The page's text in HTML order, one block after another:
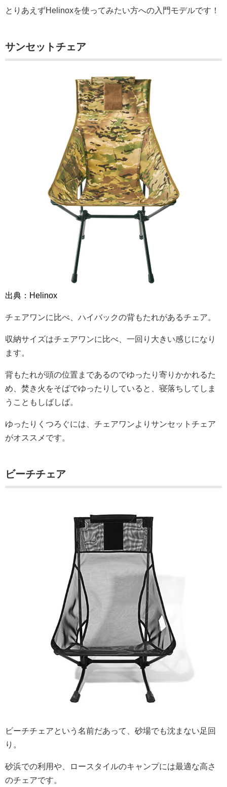
とりあえずHelinoxを使ってみたい方への入門モデルです！
サンセットチェア
出典：Helinox
チェアワンに比べ、ハイバックの背もたれがあるチェア。
収納サイズはチェアワンに比べ、一回り大きい感じになり
ます。
背もたれが頭の位置まであるのでゆったり寄りかかれるた
め、焚き火をそばでゆったりしていると、寝落ちしてしま
うこともしばしば。
ゆったりくつろぐには、チェアワンよりサンセットチェア
がオススメです。
ビーチチェア
ビーチチェアという名前だあって、砂場でも沈まない足回
り。
砂浜での利用や、ロースタイルのキャンプには最適な高さ
のチェアです。